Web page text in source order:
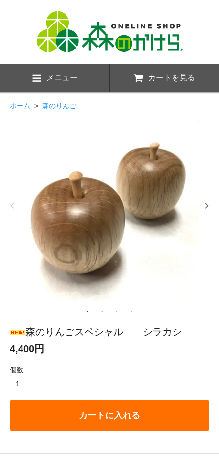
メニュー カートを見る
ホーム > 森のりんご
森のりんごスペシャル シラカシ
4,400円
個数
カートに入れる